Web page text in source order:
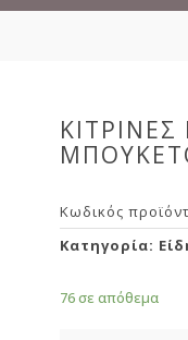
Κωδικός
Κατηγορία:
76 σε απόθεμα